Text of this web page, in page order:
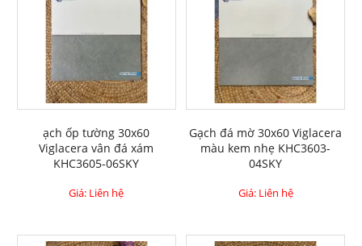
ạch ốp tường 30x60
Viglacera vân đá xám
KHC3605-06SKY
Giá: Liên hệ
Gạch đá mờ 30x60 Viglacera
màu kem nhẹ KHC3603-
04SKY
Giá: Liên hệ